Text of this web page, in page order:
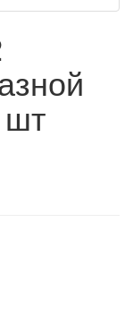
шт